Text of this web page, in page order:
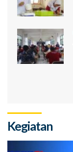
Kegiatan